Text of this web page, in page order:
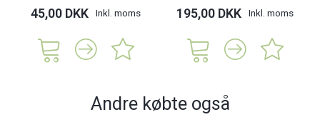
45,00 DKK Inkl. moms 195,00 DKK Inkl. moms
Andre købte også